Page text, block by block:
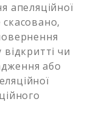
апеляційної
чи
або